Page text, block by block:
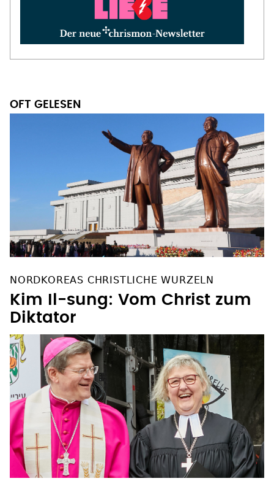
OFT GELESEN
NORDKOREAS CHRISTLICHE WURZELN
Kim Il-sung: Vom Christ zum
Diktator